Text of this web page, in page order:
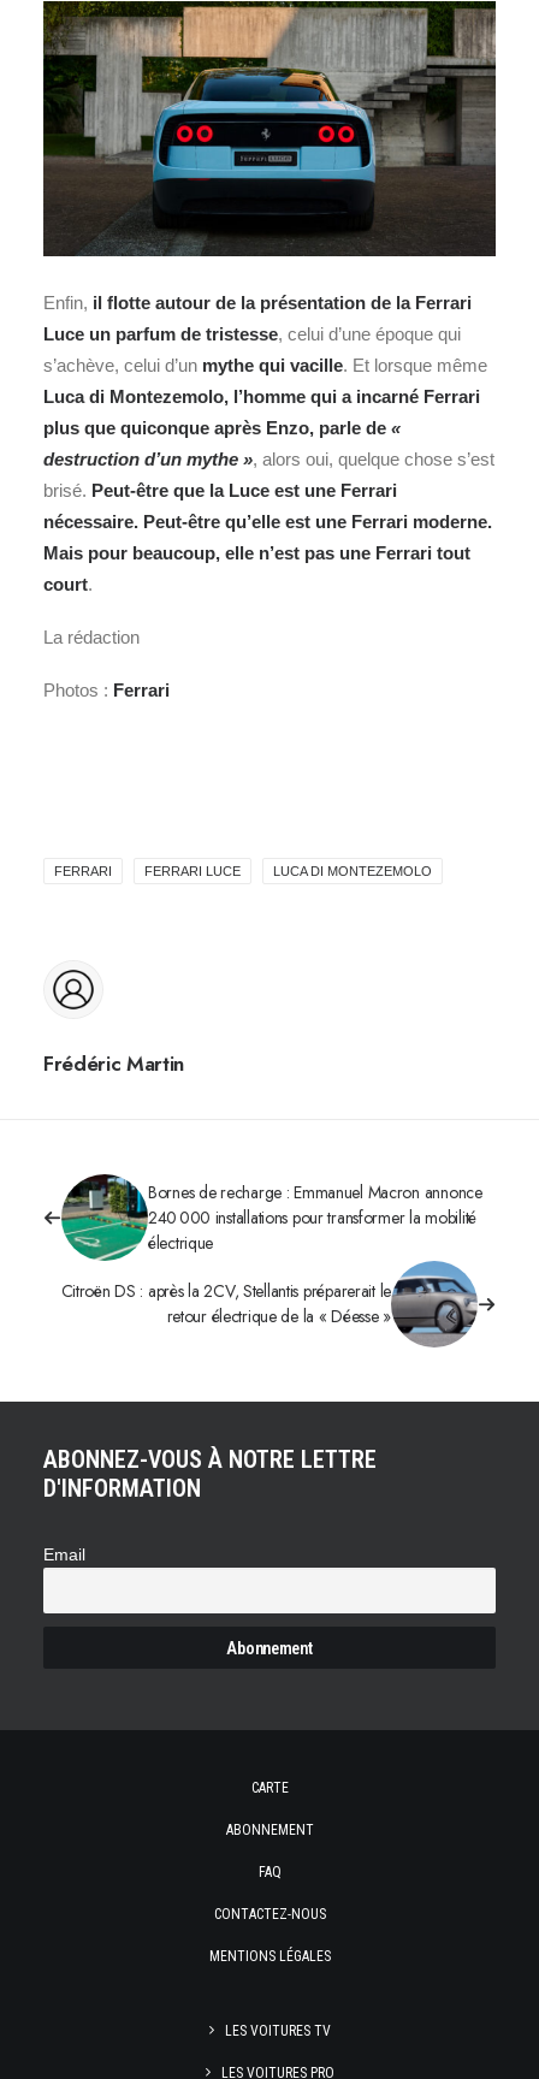
Enfin, il flotte autour de la présentation de la Ferrari
Luce un parfum de tristesse, celui d’une époque qui
s’achève, celui d’un mythe qui vacille. Et lorsque même
Luca di Montezemolo, l’homme qui a incarné Ferrari
plus que quiconque après Enzo, parle de «
destruction d’un mythe », alors oui, quelque chose s’est
brisé. Peut‑être que la Luce est une Ferrari
nécessaire. Peut‑être qu’elle est une Ferrari moderne.
Mais pour beaucoup, elle n’est pas une Ferrari tout
court.
La rédaction
Photos : Ferrari
FERRARI FERRARI LUCE LUCA DI MONTEZEMOLO
Frédéric Martin
Bornes de recharge : Emmanuel Macron annonce
240 000 installations pour transformer la mobilité
électrique
Citroën DS : après la 2CV, Stellantis préparerait le
retour électrique de la « Déesse »
ABONNEZ-VOUS À NOTRE LETTRE
D'INFORMATION
Email
CARTE
ABONNEMENT
FAQ
CONTACTEZ-NOUS
MENTIONS LÉGALES
LES VOITURES TV
LES VOITURES PRO